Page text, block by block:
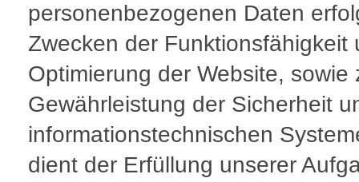
personenbezogenen Daten
Zwecken der Funktionsfähigkeit
Optimierung der Website, sowie
Gewährleistung der Sicherheit
informationstechnischen
dient der Erfüllung unserer